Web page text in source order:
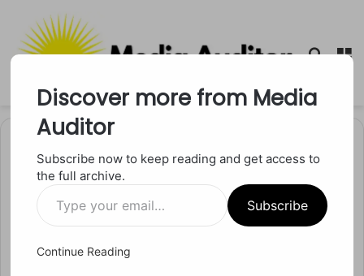
Search
मध्य प्रदेश
सुशील नथानियल की अंतिम यात्रा
Discover more from Media
Auditor
Subscribe now to keep reading and get access to
the full archive.
Type
your
email…
Subscribe
Continue Reading